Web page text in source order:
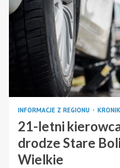
INFORMACJE Z REGIONU
21-letni
drodze Stare
Wielkie